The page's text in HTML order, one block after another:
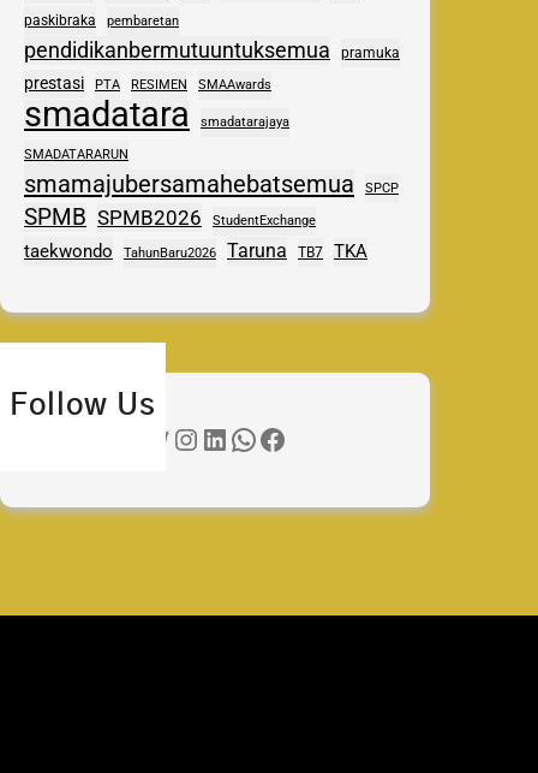
paskibraka pembaretan
pendidikanbermutuuntuksemua pramuka
prestasi PTA RESIMEN SMAAwards
smadatara smadatarajaya
SMADATARARUN
smamajubersamahebatsemua SPCP
SPMB SPMB2026 StudentExchange
taekwondo TahunBaru2026 Taruna TB7 TKA
Follow Us
Instagram LinkedIn WhatsApp Facebook